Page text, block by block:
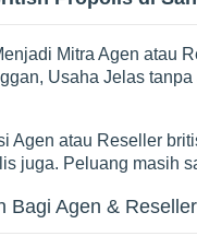
Mitra Agen atau
Usaha Jelas
Agen atau Reseller
juga. Peluang masih
Bagi Agen &